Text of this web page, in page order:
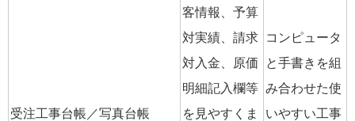
受注工事台帳／写真台帳
客情報、予算
対実績、請求
対入金、原価
明細記入欄等
を見やすくま
コンピュータ
と手書きを組
み合わせた使
いやすい工事